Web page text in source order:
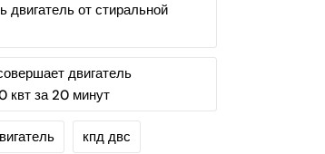
двигатель от стиральной
двигатель
квт за 20 минут
кпд двс